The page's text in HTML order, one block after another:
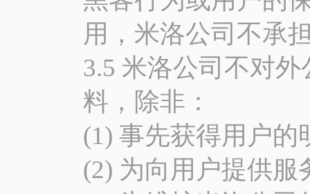
用，米洛公司不承
3.5 米洛公司不对
料，除非：
(1) 事先获得用户的
(2) 为向用户提供服